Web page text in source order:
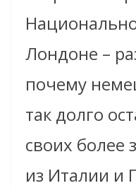
Лондоне –
почему
так долго
своих более
из Италии и